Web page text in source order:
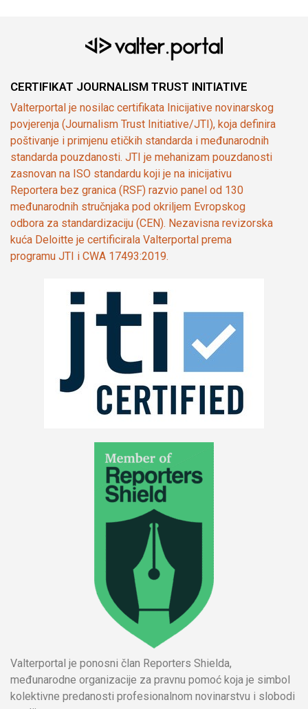
CERTIFIKAT JOURNALISM TRUST INITIATIVE
Valterportal je nosilac certifikata Inicijative novinarskog
povjerenja (Journalism Trust Initiative/JTI), koja definira
poštivanje i primjenu etičkih standarda i međunarodnih
standarda pouzdanosti. JTI je mehanizam pouzdanosti
zasnovan na ISO standardu koji je na inicijativu
Reportera bez granica (RSF) razvio panel od 130
međunarodnih stručnjaka pod okriljem Evropskog
odbora za standardizaciju (CEN). Nezavisna revizorska
kuća Deloitte je certificirala Valterportal prema
programu JTI i CWA 17493:2019.
Valterportal je ponosni član Reporters Shielda,
međunarodne organizacije za pravnu pomoć koja je simbol
kolektivne predanosti profesionalnom novinarstvu i slobodi